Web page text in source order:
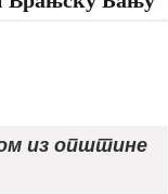
из општине